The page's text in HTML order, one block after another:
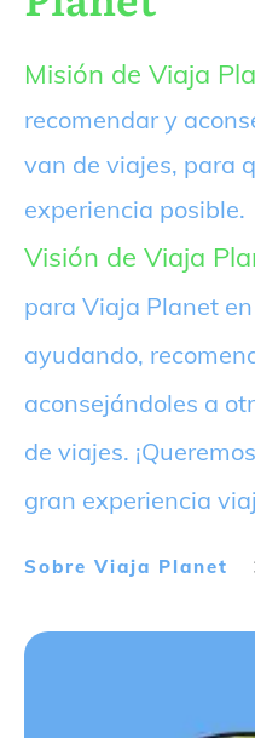
Misión de Viaja
recomendar y
van de viajes, para
experiencia posible.
Visión de Viaja
para Viaja Planet
ayudando,
aconsejándoles a
de viajes.
gran experiencia
Sobre Viaja Planet